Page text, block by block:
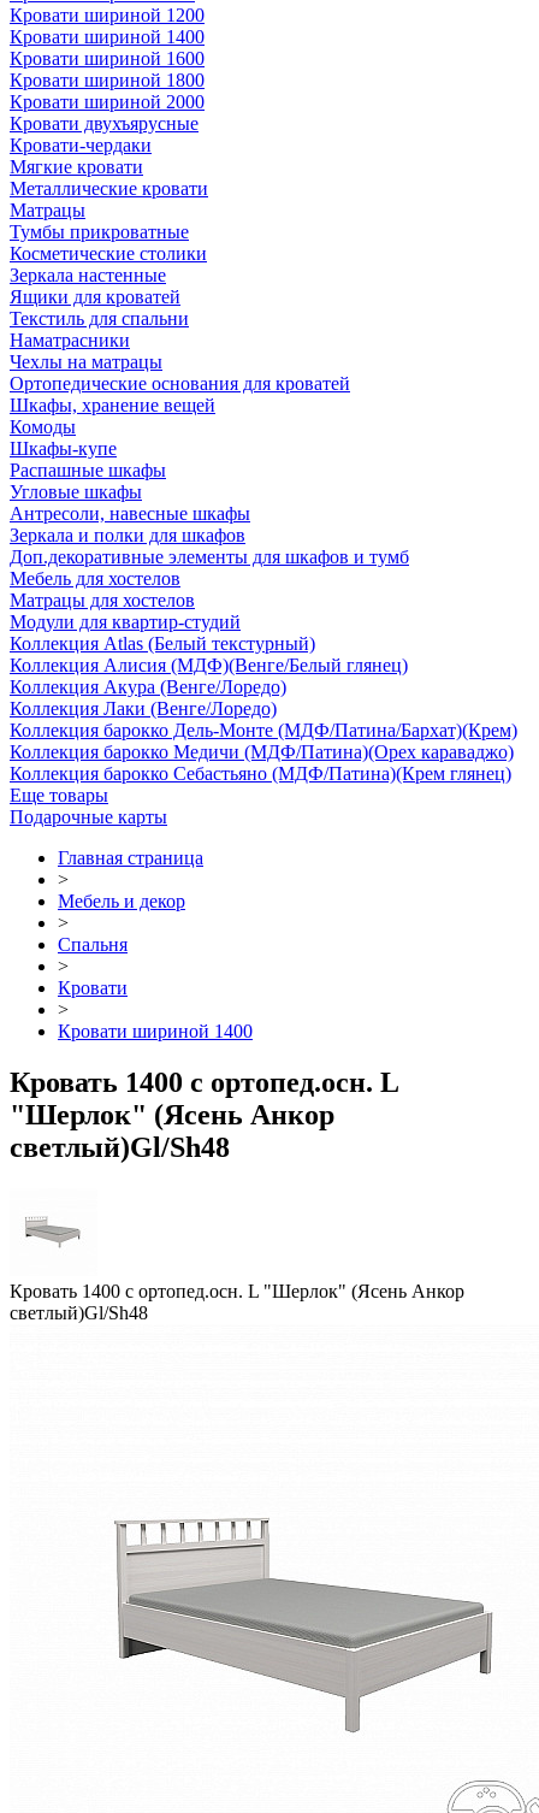
Кровати шириной 1200
Кровати шириной 1400
Кровати шириной 1600
Кровати шириной 1800
Кровати шириной 2000
Кровати двухъярусные
Кровати-чердаки
Мягкие кровати
Металлические кровати
Матрацы
Тумбы прикроватные
Косметические столики
Зеркала настенные
Ящики для кроватей
Текстиль для спальни
Наматрасники
Чехлы на матрацы
Ортопедические основания для кроватей
Шкафы, хранение вещей
Комоды
Шкафы-купе
Распашные шкафы
Угловые шкафы
Антресоли, навесные шкафы
Зеркала и полки для шкафов
Доп.декоративные элементы для шкафов и тумб
Мебель для хостелов
Матрацы для хостелов
Модули для квартир-студий
Коллекция Atlas (Белый текстурный)
Коллекция Алисия (МДФ)(Венге/Белый глянец)
Коллекция Акура (Венге/Лоредо)
Коллекция Лаки (Венге/Лоредо)
Коллекция барокко Дель-Монте (МДФ/Патина/Бархат)(Крем)
Коллекция барокко Медичи (МДФ/Патина)(Орех караваджо)
Коллекция барокко Себастьяно (МДФ/Патина)(Крем глянец)
Еще товары
Подарочные карты
Главная страница
>
Мебель и декор
>
Спальня
>
Кровати
>
Кровати шириной 1400
Кровать 1400 с ортопед.осн. L
"Шерлок" (Ясень Анкор
светлый)Gl/Sh48
Кровать 1400 с ортопед.осн. L "Шерлок" (Ясень Анкор
светлый)Gl/Sh48